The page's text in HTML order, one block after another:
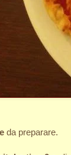
da preparare.